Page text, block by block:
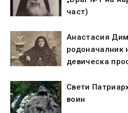
част)
Анастасия
родоначалник
девическа
Свети
воин